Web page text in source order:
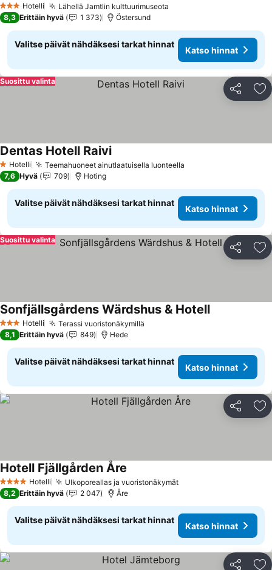
3 Tähtiluokitus
Hotelli Lähellä Jamtlin kulttuurimuseota
8,3 Erittäin hyvä 1 373 Östersund
Valitse päivät nähdäksesi tarkat hinnat
Katso hinnat
Jaa
Suosittu valinta
1 Tähtiluokitus
Hotelli Teemahuoneet ainutlaatuisella luonteella
Dentas Hotell RaiviKatso hinnat
7,6 Hyvä 709 Hoting
Valitse päivät nähdäksesi tarkat hinnat
Katso hinnat
Jaa
Suosittu valinta
3 Tähtiluokitus
Hotelli Terassi vuoristonäkymillä
Sonfjällsgårdens Wärdshus & HotellKatso hinnat
8,1 Erittäin hyvä 849 Hede
Valitse päivät nähdäksesi tarkat hinnat
Katso hinnat
Jaa
4 Tähtiluokitus
Hotelli Ulkoporeallas ja vuoristonäkymätKatso hinnat
Hotell Fjällgården Åre
8,2 Erittäin hyvä 2 047 Åre
Valitse päivät nähdäksesi tarkat hinnat
Katso hinnat